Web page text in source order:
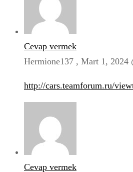
Cevap vermek
Hermione137 , Mart 1, 2024
http://cars.teamforum.ru/
Cevap vermek